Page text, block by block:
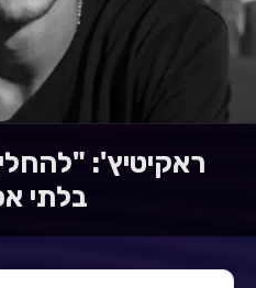
ראקיטיץ':
בלתי